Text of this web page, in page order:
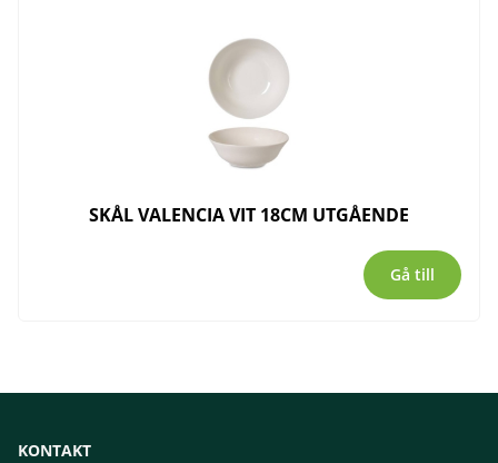
SKÅL VALENCIA VIT 18CM UTGÅENDE
Gå till
KONTAKT